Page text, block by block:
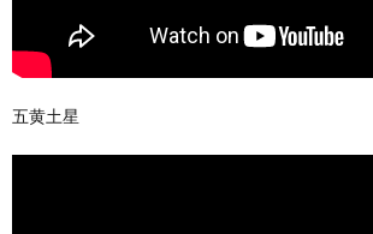
五黄土星